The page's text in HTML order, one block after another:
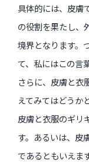
過去のイベント
過去のオープン
過去の展覧会
全ての記事ページ
具体的には、皮膚
の役割を果たし、
境界となります。
て、私にはこの言
さらに、皮膚と衣
えてみてはどうか
皮膚と衣服のギリ
す。あるいは、皮
であるともいえます